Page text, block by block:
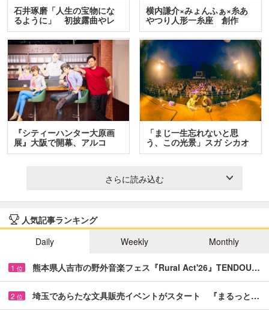
石井琢磨「人生の宝物にな
るように」 初披露曲やレ
ア…
横内謙介×みょんふぁ×糸あ
やつり人形一糸座 創作
人…
『シティーハンター大原画
展』大阪で開幕、アルコ
＆…
「まじ一生忘れないと思
う、この光景」スガ シカオ
と…
さらに読み込む
人気記事ランキング
Daily
Weekly Monthly
1 位 熊本県人吉市の野外音楽フェス『Rural Act'26』TENDOU…
2 位 埼玉であらたな文具販売イベントがスタート 『まるっと…